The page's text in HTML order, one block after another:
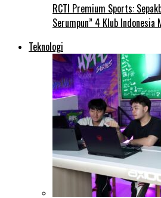
RCTI Premium Sports:
Serumpun” 4 Klub Indonesia
Teknologi